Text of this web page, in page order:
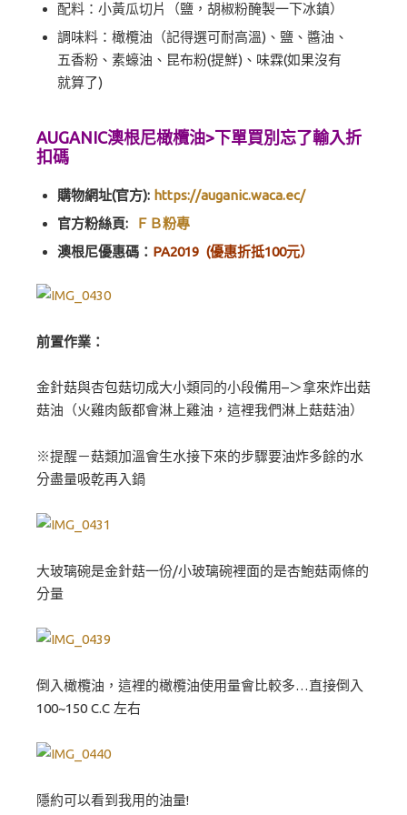
配料：小黃瓜切片（鹽，胡椒粉醃製一下冰鎮）
調味料：橄欖油（記得選可耐高溫)、鹽、醬油、
五香粉、素蠔油、昆布粉(提鮮)、味霖(如果沒有
就算了)
AUGANIC澳根尼橄欖油>下單買別忘了輸入折
扣碼
購物網址(官方): https://auganic.waca.ec/
官方粉絲頁:
ＦＢ粉專
澳根尼優惠碼： PA2019 (優惠折抵100元）
前置作業：
金針菇與杏包菇切成大小類同的小段備用–＞拿來炸出菇
菇油（火雞肉飯都會淋上雞油，這裡我們淋上菇菇油）
※提醒－菇類加溫會生水接下來的步驟要油炸多餘的水
分盡量吸乾再入鍋
大玻璃碗是金針菇一份/小玻璃碗裡面的是杏鮑菇兩條的
分量
倒入橄欖油，這裡的橄欖油使用量會比較多…直接倒入
100~150 C.C 左右
隱約可以看到我用的油量!